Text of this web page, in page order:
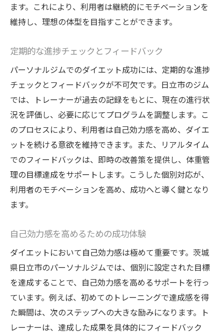
ます。これにより、利用者は継続的にモチベーションを
維持し、理想の体型を目指すことができます。
定期的な進捗チェックとフィードバック
パーソナルジムでのダイエット成功には、定期的な進捗
チェックとフィードバックが不可欠です。日立市のジム
では、トレーナーが過去の記録をもとに、現在の進行状
況を評価し、必要に応じてプログラムを調整します。こ
のプロセスにより、利用者は自己効力感を高め、ダイエ
ットを続ける意欲を維持できます。また、リアルタイム
でのフィードバックは、即時の改善策を提供し、体重管
理の目標達成をサポートします。こうした個別対応が、
利用者のモチベーションを高め、成功へと導く鍵となり
ます。
自己効力感を高めるための成功体験
ダイエットにおいて自己効力感は極めて重要です。茨城
県日立市のパーソナルジムでは、個別に設定された目標
を達成することで、自己効力感を高めるサポートを行っ
ています。例えば、初めてのトレーニングで達成感を得
た瞬間は、次のステップへの大きな励みになります。ト
レーナーは、達成した成果を具体的にフィードバック